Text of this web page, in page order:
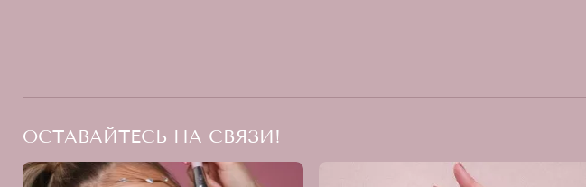
ОСТАВАЙТЕСЬ НА СВЯЗИ!